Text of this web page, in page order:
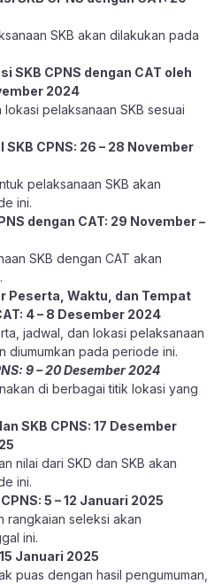
SKB akan dilakukan pada
SKB CPNS dengan CAT oleh
2024
lokasi pelaksanaan SKB sesuai
SKB CPNS: 26 – 28 November
pelaksanaan SKB akan
ini.
dengan CAT: 29 November –
SKB dengan CAT akan
Peserta, Waktu, dan Tempat
4 – 8 Desember 2024
jadwal, dan lokasi pelaksanaan
diumumkan pada periode ini.
9 – 20 Desember 2024
di berbagai titik lokasi yang
SKB CPNS: 17 Desember
nilai dari SKD dan SKB akan
ini.
5 – 12 Januari 2025
rangkaian seleksi akan
ini.
Januari 2025
puas dengan hasil pengumuman,